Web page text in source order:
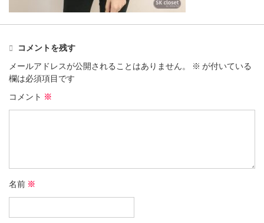
コメントを残す
メールアドレスが公開されることはありません。
※ が付いている
欄は必須項目です
コメント ※
名前 ※